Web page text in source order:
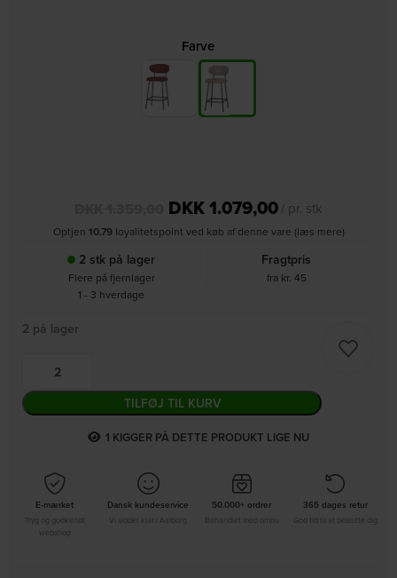
Farve
DKK1.079,00/ pr. stk
Optjen 10.79loyalitetspoint ved køb af denne vare (læs mere)
2 stk på lager
Flere på fjernlager
1 - 3 hverdage
Fragtpris
fra kr. 45
2 på lager
TILFØJ TIL KURV
2 KIGGER PÅ DETTE PRODUKT LIGE NU
E-mærket
Tryg og godkendt
Dansk kundeservice
Vi sidder klar i Aalborg
50.000+ ordrer
Behandlet med omhu
365 dages retur
God tid til at beslutte dig